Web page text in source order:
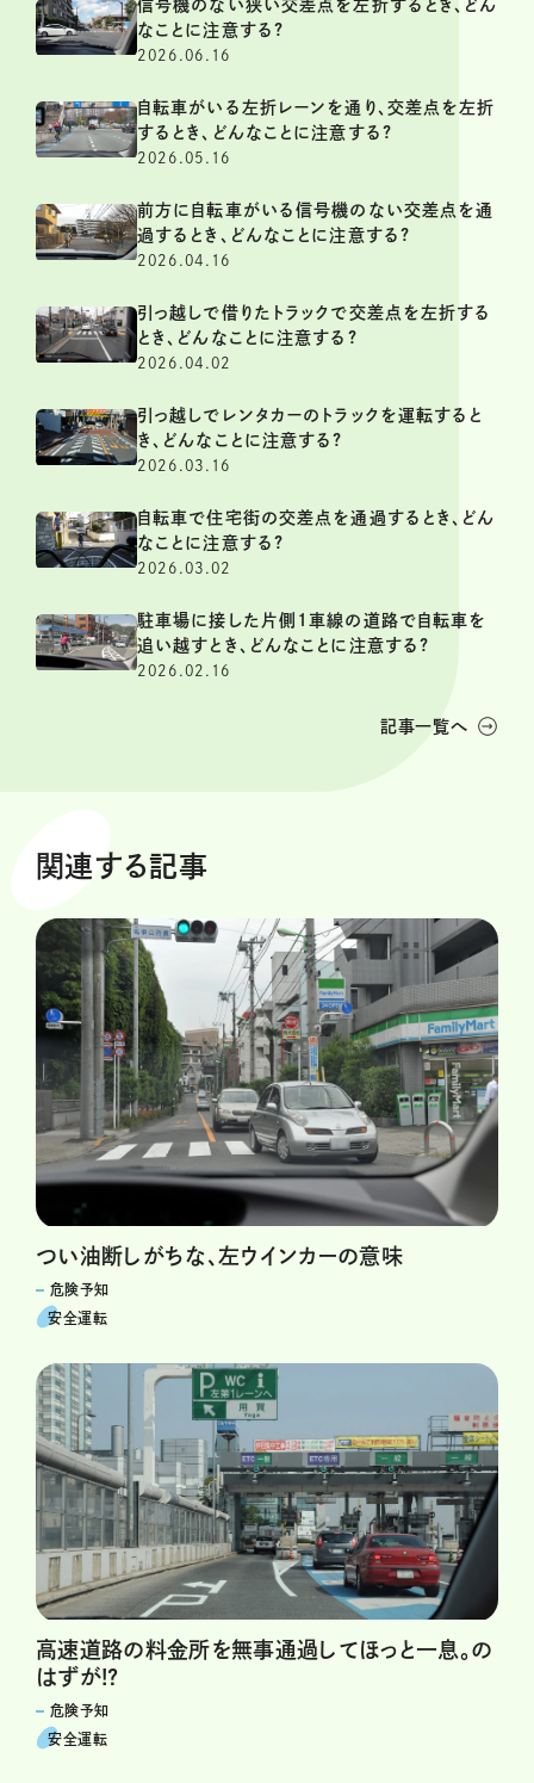
信号機のない狭い交差点を左折するとき、どん
なことに注意する?
2026.06.16
自転車がいる左折レーンを通り、交差点を左折
するとき、どんなことに注意する?
2026.05.16
前方に自転車がいる信号機のない交差点を通
過するとき、どんなことに注意する?
2026.04.16
引っ越しで借りたトラックで交差点を左折する
とき、どんなことに注意する?
2026.04.02
引っ越しでレンタカーのトラックを運転すると
き、どんなことに注意する?
2026.03.16
自転車で住宅街の交差点を通過するとき、どん
なことに注意する?
2026.03.02
駐車場に接した片側1車線の道路で自転車を
追い越すとき、どんなことに注意する?
2026.02.16
記事一覧へ
関連する記事
つい油断しがちな、左ウインカーの意味
危険予知
安全運転
高速道路の料金所を無事通過してほっと一息。の
はずが!?
危険予知
安全運転